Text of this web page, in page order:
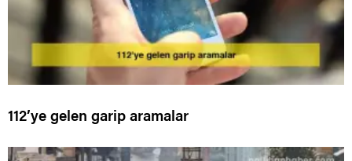
112’ye gelen garip aramalar